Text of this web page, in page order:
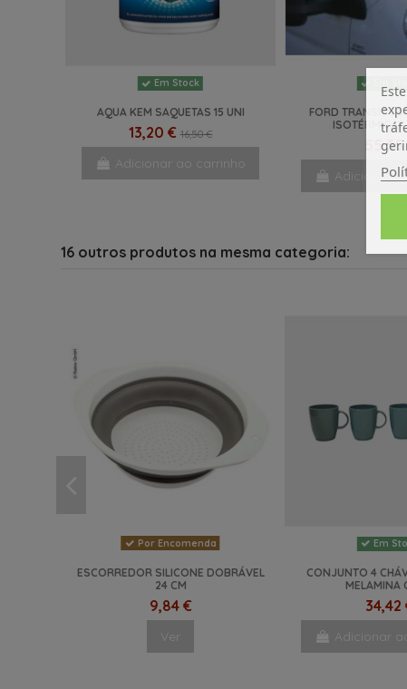
Em Stock
AQUA KEM SAQUETAS 15 UNI
13,20 €16,50 €
Adicionar ao carrinho
FORD TRANSIT
55,35
Adicionar
16 outros produtos na mesma categoria:
Por Encomenda
ESCORREDOR SILICONE DOBRÁVEL
24 CM
9,84 €
Ver
Em
CONJUNTO 4
MELAMINA
34,42
Adicionar